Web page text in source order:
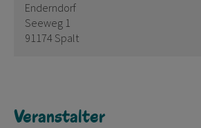
Enderndorf
Seeweg 1
91174 Spalt
Veranstalter